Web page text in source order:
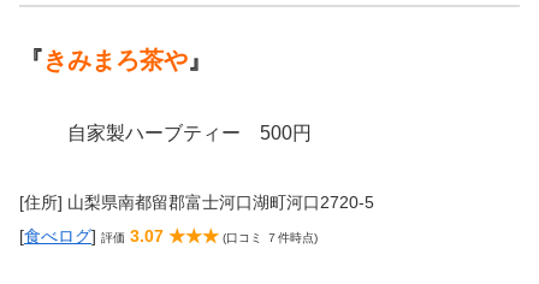
『きみまろ茶や』
自家製ハーブティー 500円
[住所] 山梨県南都留郡富士河口湖町河口2720-5
[食べログ] 評価 3.07 ★★★ (口コミ ７件時点)